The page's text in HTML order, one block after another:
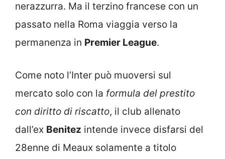
nerazzurra. Ma il terzino francese con un
passato nella Roma viaggia verso la
permanenza in Premier League.
Come noto l’Inter può muoversi sul
mercato solo con la formula del prestito
con diritto di riscatto, il club allenato
dall’ex Benitez intende invece disfarsi del
28enne di Meaux solamente a titolo